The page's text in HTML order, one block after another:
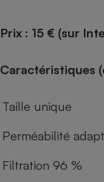
Prix : 15 € (sur
Caractéristiques
Taille unique
Perméabilité
Filtration 96 %